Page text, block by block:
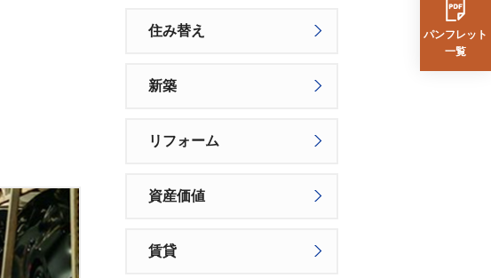
住み替え
新築
リフォーム
資産価値
賃貸
パンフレット
一覧